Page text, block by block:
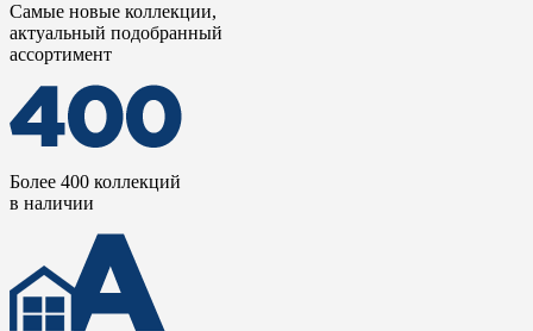
Самые новые коллекции,
актуальный подобранный
ассортимент
Более 400 коллекций
в наличии